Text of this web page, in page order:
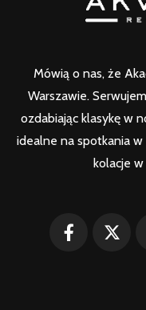
Mówią o nas, że
Warszawie.
ozdabiając klasykę w
idealne na spotkania
kolacje